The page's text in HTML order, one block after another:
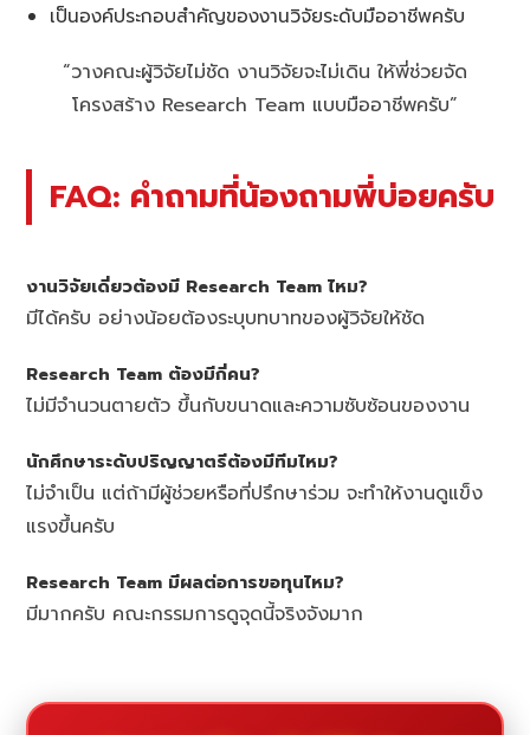
เป็นองค์ประกอบสำคัญของงานวิจัยระดับมืออาชีพครับ
“วางคณะผู้วิจัยไม่ชัด งานวิจัยจะไม่เดิน ให้พี่ช่วยจัด
โครงสร้าง Research Team แบบมืออาชีพครับ”
FAQ: คำถามที่น้องถามพี่บ่อยครับ
งานวิจัยเดี่ยวต้องมี Research Team ไหม?
มีได้ครับ อย่างน้อยต้องระบุบทบาทของผู้วิจัยให้ชัด
Research Team ต้องมีกี่คน?
ไม่มีจำนวนตายตัว ขึ้นกับขนาดและความซับซ้อนของงาน
นักศึกษาระดับปริญญาตรีต้องมีทีมไหม?
ไม่จำเป็น แต่ถ้ามีผู้ช่วยหรือที่ปรึกษาร่วม จะทำให้งานดูแข็ง
แรงขึ้นครับ
Research Team มีผลต่อการขอทุนไหม?
มีมากครับ คณะกรรมการดูจุดนี้จริงจังมาก